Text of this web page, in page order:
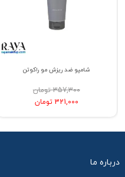
شامپو ضد ریزش مو راکوتن
357,300 تومان
321,000 تومان
درباره ما